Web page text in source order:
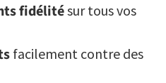
fidélitésur tous vos
facilement contre des